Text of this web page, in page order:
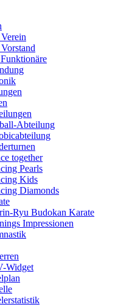
Abteilung
together
Pearls
Kids
Diamonds
Ryu Budokan Karate
Impressionen
Widget